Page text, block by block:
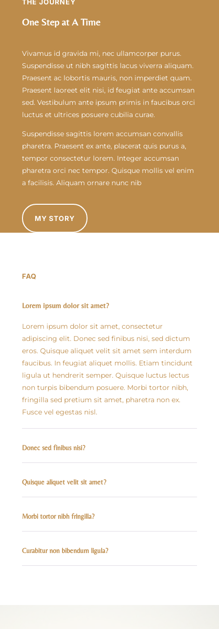
THE JOURNEY
One Step at A Time
Vivamus id gravida mi, nec ullamcorper purus.
Suspendisse ut nibh sagittis lacus viverra aliquam.
Praesent ac lobortis mauris, non imperdiet quam.
Praesent laoreet elit nisi, id feugiat ante accumsan
sed. Vestibulum ante ipsum primis in faucibus orci
luctus et ultrices posuere cubilia curae.
Suspendisse sagittis lorem accumsan convallis
pharetra. Praesent ex ante, placerat quis purus a,
tempor consectetur lorem. Integer accumsan
pharetra orci nec tempor. Quisque mollis vel enim
a facilisis. Aliquam ornare nunc nib
MY STORY
FAQ
Lorem ipsum dolor sit amet?
Lorem ipsum dolor sit amet, consectetur
adipiscing elit. Donec sed finibus nisi, sed dictum
eros. Quisque aliquet velit sit amet sem interdum
faucibus. In feugiat aliquet mollis. Etiam tincidunt
ligula ut hendrerit semper. Quisque luctus lectus
non turpis bibendum posuere. Morbi tortor nibh,
fringilla sed pretium sit amet, pharetra non ex.
Fusce vel egestas nisl.
Donec sed finibus nisi?
Quisque aliquet velit sit amet?
Morbi tortor nibh fringilla?
Curabitur non bibendum ligula?